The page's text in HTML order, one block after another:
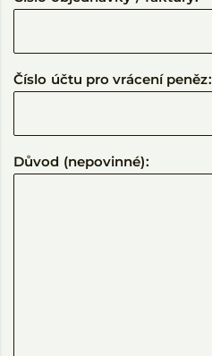
Číslo účtu pro vrácení peněz:
Důvod (nepovinné):